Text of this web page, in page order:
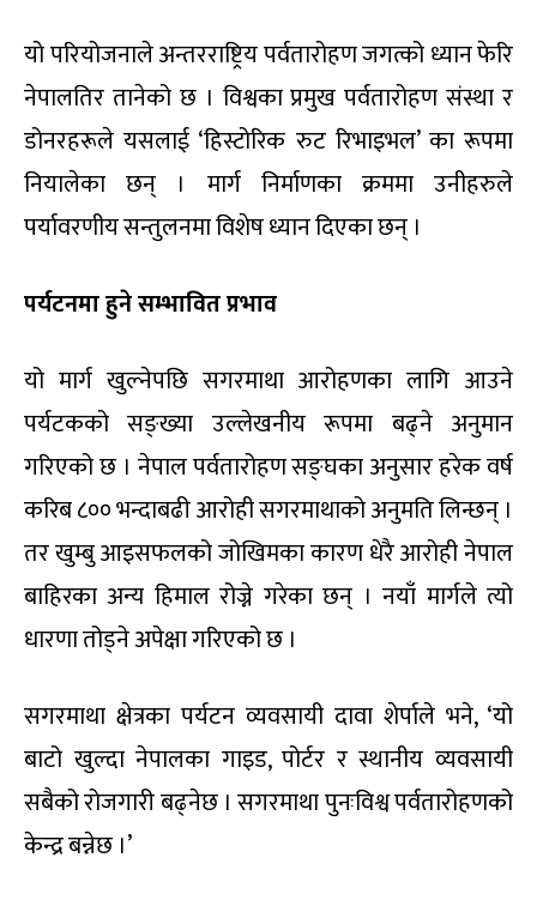
यो परियोजनाले अन्तरराष्ट्रिय पर्वतारोहण जगत्को ध्यान फेरि
नेपालतिर तानेको छ । विश्वका प्रमुख पर्वतारोहण संस्था र
डोनरहरूले यसलाई ‘हिस्टोरिक रुट रिभाइभल’ का रूपमा
नियालेका छन् । मार्ग निर्माणका क्रममा उनीहरुले
पर्यावरणीय सन्तुलनमा विशेष ध्यान दिएका छन् ।
पर्यटनमा हुने सम्भावित प्रभाव
यो मार्ग खुल्नेपछि सगरमाथा आरोहणका लागि आउने
पर्यटकको सङ्ख्या उल्लेखनीय रूपमा बढ्ने अनुमान
गरिएको छ । नेपाल पर्वतारोहण सङ्घका अनुसार हरेक वर्ष
करिब ८०० भन्दाबढी आरोही सगरमाथाको अनुमति लिन्छन् ।
तर खुम्बु आइसफलको जोखिमका कारण धेरै आरोही नेपाल
बाहिरका अन्य हिमाल रोज्ने गरेका छन् । नयाँ मार्गले त्यो
धारणा तोड्ने अपेक्षा गरिएको छ ।
सगरमाथा क्षेत्रका पर्यटन व्यवसायी दावा शेर्पाले भने, ‘यो
बाटो खुल्दा नेपालका गाइड, पोर्टर र स्थानीय व्यवसायी
सबैको रोजगारी बढ्नेछ । सगरमाथा पुनःविश्व पर्वतारोहणको
केन्द्र बन्नेछ ।’